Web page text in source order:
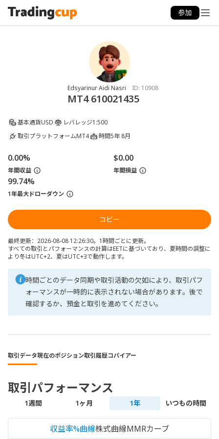
参加
Edsyarinur Aidi Nasri ID: 10908
MT4 610021435
基本通貨USD レバレッジ1:500
取引プラットフォームMT4 時間5年 8月
0.00%
年間収益
$0.00
年間損益
99.74%
1年最大ドローダウン
コピー
最終更新：2026-08-08 12:26:30。1時間ごとに更新。
すべての取引とパフォーマンスの計算はEETに基づいており、夏時間の調整に
より冬はUTC+2、夏はUTC+3で動作します。
時間ごとのデータ同期や取引活動の欠如により、取引パフ
ォーマンスが一時的に表示されない場合があります。後で
確認するか、預金と取引を進めてください。
取引データ現在のポジション取引履歴コパイアー
取引パフォーマンス
1週間 1ヶ月 1年 いつもの時間
収益率%曲線株式曲線MMRカーブ